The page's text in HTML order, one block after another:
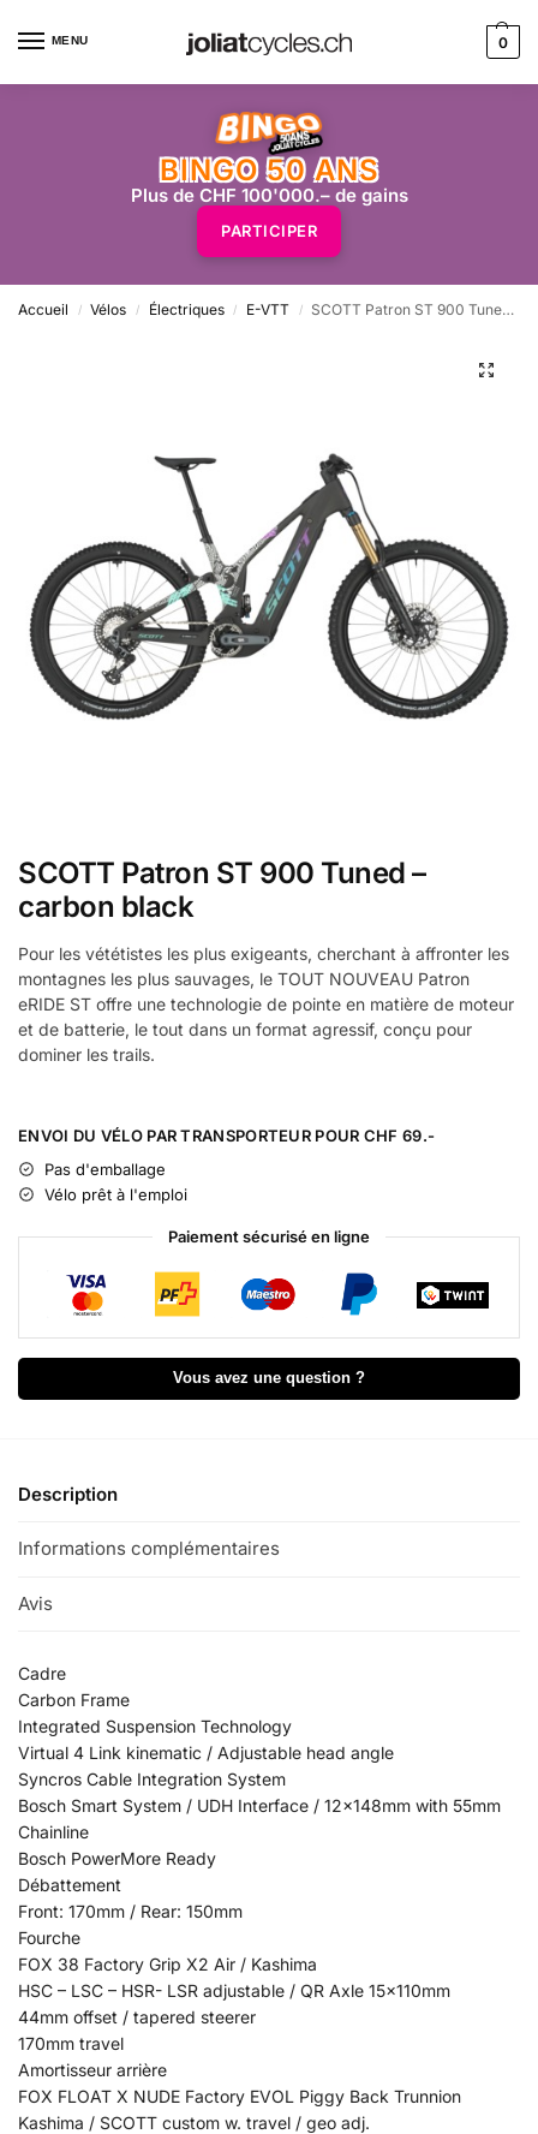
MENU 0
BINGO 50 ANS
Plus de CHF 100'000.– de gains
PARTICIPER
Accueil / Vélos / Électriques / E-VTT / SCOTT Patron ST 900 Tuned – carbon black
SCOTT Patron ST 900 Tuned –
carbon black
Pour les vététistes les plus exigeants, cherchant à affronter les
montagnes les plus sauvages, le TOUT NOUVEAU Patron
eRIDE ST offre une technologie de pointe en matière de moteur
et de batterie, le tout dans un format agressif, conçu pour
dominer les trails.
l
t
e
r
n
v
e
:
ENVOI DU VÉLO PAR TRANSPORTEUR POUR CHF 69.-
Pas d'emballage
Vélo prêt à l'emploi
Paiement sécurisé en ligne
Vous avez une question ?
Description
Informations complémentaires
Avis
Cadre
Carbon Frame
Integrated Suspension Technology
Virtual 4 Link kinematic / Adjustable head angle
Syncros Cable Integration System
Bosch Smart System / UDH Interface / 12x148mm with 55mm
Chainline
Bosch PowerMore Ready
Débattement
Front: 170mm / Rear: 150mm
Fourche
FOX 38 Factory Grip X2 Air / Kashima
HSC – LSC – HSR- LSR adjustable / QR Axle 15x110mm
44mm offset / tapered steerer
170mm travel
Amortisseur arrière
FOX FLOAT X NUDE Factory EVOL Piggy Back Trunnion
Kashima / SCOTT custom w. travel / geo adj.